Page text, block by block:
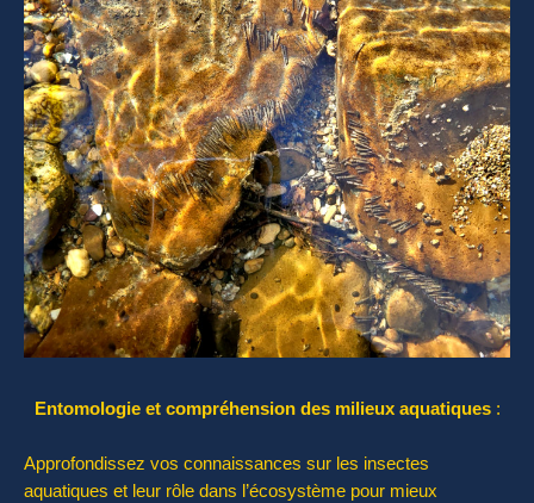
Entomologie et compréhension des milieux aquatiques:
Approfondissez vos connaissances sur les insectes
aquatiques et leur rôle dans l’écosystème pour mieux